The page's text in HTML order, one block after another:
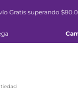
6 cuotas sin